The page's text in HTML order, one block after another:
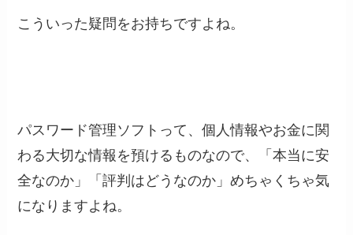
こういった疑問をお持ちですよね。
パスワード管理ソフトって、個人情報やお金に関
わる大切な情報を預けるものなので、「本当に安
全なのか」「評判はどうなのか」めちゃくちゃ気
になりますよね。